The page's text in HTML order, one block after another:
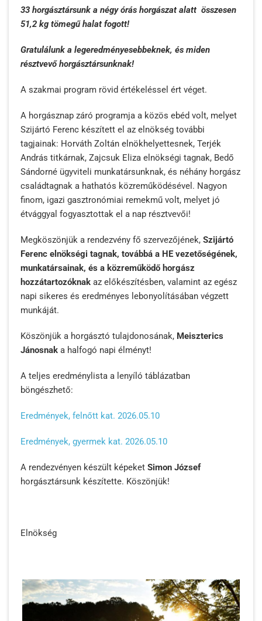
33 horgásztársunk a négy órás horgászat alatt összesen
51,2 kg tömegű halat fogott!
Gratulálunk a legeredményesebbeknek, és miden
résztvevő horgásztársunknak!
A szakmai program rövid értékeléssel ért véget.
A horgásznap záró programja a közös ebéd volt, melyet
Szijártó Ferenc készített el az elnökség további
tagjainak: Horváth Zoltán elnökhelyettesnek, Terjék
András titkárnak, Zajcsuk Eliza elnökségi tagnak, Bedő
Sándorné ügyviteli munkatársunknak, és néhány horgász
családtagnak a hathatós közreműködésével. Nagyon
finom, igazi gasztronómiai remekmű volt, melyet jó
étvággyal fogyasztottak el a nap résztvevői!
Megköszönjük a rendezvény fő szervezőjének, Szijártó
Ferenc elnökségi tagnak, továbbá a HE vezetőségének,
munkatársainak, és a közreműködő horgász
hozzátartozóknak az előkészítésben, valamint az egész
napi sikeres és eredményes lebonyolításában végzett
munkáját.
Köszönjük a horgásztó tulajdonosának, Meiszterics
Jánosnak a halfogó napi élményt!
A teljes eredménylista a lenyíló táblázatban
böngészhető:
Eredmények, felnőtt kat. 2026.05.10
Eredmények, gyermek kat. 2026.05.10
A rendezvényen készült képeket Simon József
horgásztársunk készítette. Köszönjük!
Elnökség